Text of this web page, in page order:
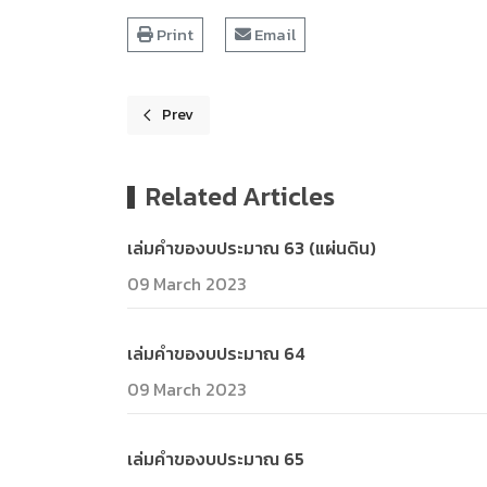
Print Email
Previous article: เล่มคำของบประมาณ 63 (แผ่นดิน)
Prev
Related Articles
เล่มคำของบประมาณ 63 (แผ่นดิน)
09 March 2023
เล่มคำของบประมาณ 64
09 March 2023
เล่มคำของบประมาณ 65